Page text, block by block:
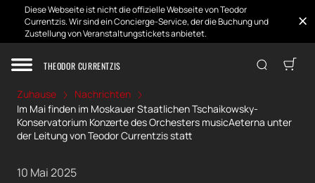
Diese Webseite ist nicht die offizielle Webseite von Teodor
Currentzis. Wir sind ein Concierge-Service, der die Buchung und
Zustellung von Veranstaltungstickets anbietet.
THEODOR CURRENTZIS
Zuhause
Nachrichten
Im Mai finden im Moskauer Staatlichen Tschaikowsky-
Konservatorium Konzerte des Orchesters musicAeterna unter
der Leitung von Teodor Currentzis statt
10 Mai 2025